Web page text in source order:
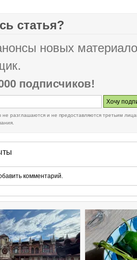
статья?
новых
подписчиков!
не разглашаются и не предоставляются третьим
комментарий.